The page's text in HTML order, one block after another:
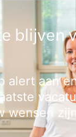
blijven
alert aan
wensen zijn